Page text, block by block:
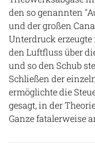
den so genannten
und der großen
Unterdruck erzeugte
den Luftfluss über
und so den Schub
Schließen der
ermöglichte die
gesagt, in der
Ganze fatalerweise